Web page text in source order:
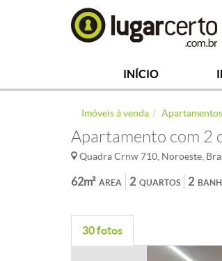
INÍCIO
Imóveis à venda
Apartamento com 2
Quadra Crnw 710, Noroeste,
ÁREA
62m² QUARTOS
2 2
30 fotos